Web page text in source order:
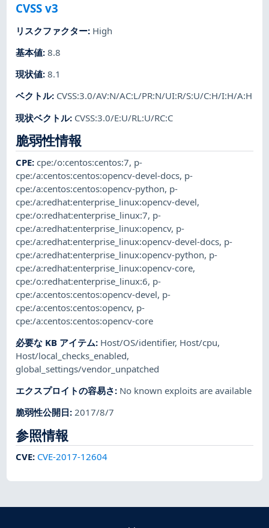
CVSS v3
リスクファクター: High
基本値:8.8
現状値:8.1
ベクトル: CVSS:3.0/AV:N/AC:L/PR:N/UI:R/S:U/C:H/I:H/A:H
現状ベクトル: CVSS:3.0/E:U/RL:U/RC:C
脆弱性情報
CPE:cpe:/o:centos:centos:7, p-
cpe:/a:centos:centos:opencv-devel-docs, p-
cpe:/a:centos:centos:opencv-python, p-
cpe:/a:redhat:enterprise_linux:opencv-devel,
cpe:/o:redhat:enterprise_linux:7, p-
cpe:/a:redhat:enterprise_linux:opencv, p-
cpe:/a:redhat:enterprise_linux:opencv-devel-docs, p-
cpe:/a:redhat:enterprise_linux:opencv-python, p-
cpe:/a:redhat:enterprise_linux:opencv-core,
cpe:/o:redhat:enterprise_linux:6, p-
cpe:/a:centos:centos:opencv-devel, p-
cpe:/a:centos:centos:opencv, p-
cpe:/a:centos:centos:opencv-core
必要な KB アイテム: Host/OS/identifier, Host/cpu,
Host/local_checks_enabled,
global_settings/vendor_unpatched
エクスプロイトの容易さ: No known exploits are available
脆弱性公開日:2017/8/7
参照情報
CVE: CVE-2017-12604